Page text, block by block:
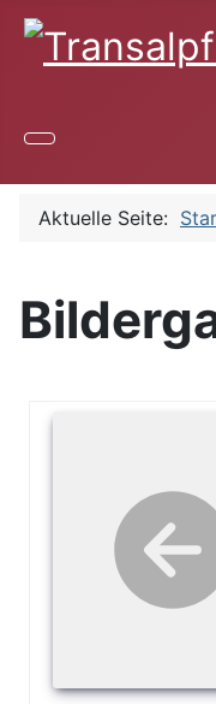
Aktuelle Seite: